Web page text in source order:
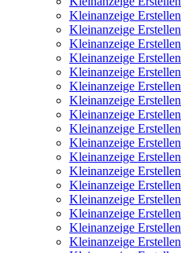
Kleinanzeige Erstellen
Kleinanzeige Erstellen
Kleinanzeige Erstellen
Kleinanzeige Erstellen
Kleinanzeige Erstellen
Kleinanzeige Erstellen
Kleinanzeige Erstellen
Kleinanzeige Erstellen
Kleinanzeige Erstellen
Kleinanzeige Erstellen
Kleinanzeige Erstellen
Kleinanzeige Erstellen
Kleinanzeige Erstellen
Kleinanzeige Erstellen
Kleinanzeige Erstellen
Kleinanzeige Erstellen
Kleinanzeige Erstellen